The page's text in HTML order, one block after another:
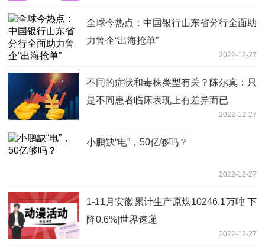
全球今热点：中国银行山东省分行全面助
力鲁企“出海抢单”
2022-12-27
不同的症状和毒株类型有关？陈尔真：只
是不同患者临床表现上有差异而已
2022-12-27
小鹏缺“电”，50亿够吗？
2022-12-27
1-11月安徽累计生产原煤10246.1万吨 下
降0.6%|世界速递
2022-12-27